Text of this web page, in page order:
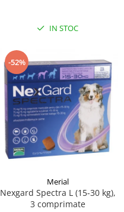
IN STOC
-52%
Merial
Nexgard Spectra L (15-30 kg),
3 comprimate